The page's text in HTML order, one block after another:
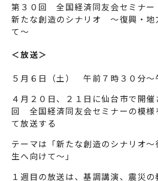
第３０回 全国経済同友会セミナ
新たな創造のシナリオ ～復興・地
て～
＜放送＞
５月６日（土） 午前７時３０分～
４月２０日、２１日に仙台市で開催
回 全国経済同友会セミナーの模様
て放送する
テーマは「新たな創造のシナリオ～
生へ向けて～」
１週目の放送は、基調講演、震災の